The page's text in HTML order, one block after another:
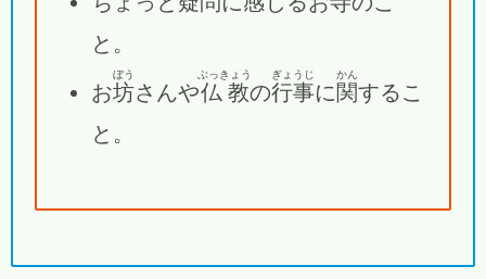
と。
お坊
ぼう
さんや仏教
ぶっきょう
の行事
ぎょうじ
に 関
かん
するこ
と。